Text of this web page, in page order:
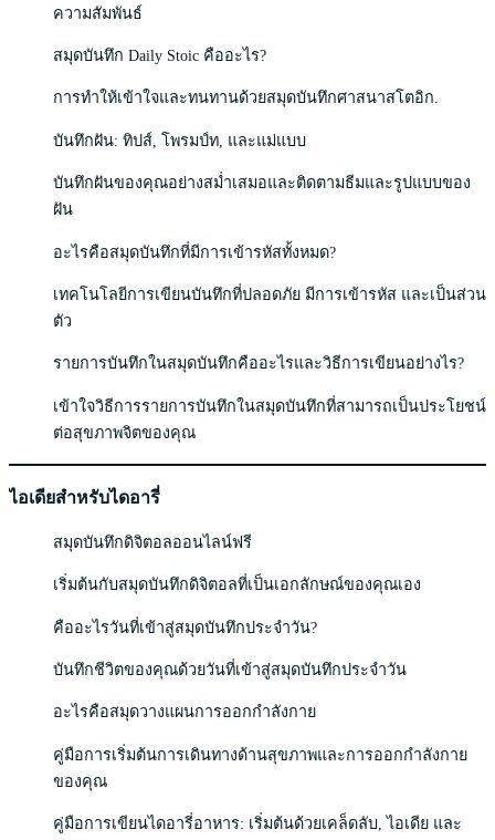
ความสัมพันธ์
สมุดบันทึก Daily Stoic คืออะไร?
การทำให้เข้าใจและทนทานด้วยสมุดบันทึกศาสนาสโตอิก.
บันทึกฝัน: ทิปส์, โพรมป์ท, และแม่แบบ
บันทึกฝันของคุณอย่างสม่ำเสมอและติดตามธีมและรูปแบบของ
ฝัน
อะไรคือสมุดบันทึกที่มีการเข้ารหัสทั้งหมด?
เทคโนโลยีการเขียนบันทึกที่ปลอดภัย มีการเข้ารหัส และเป็นส่วน
ตัว
รายการบันทึกในสมุดบันทึกคืออะไรและวิธีการเขียนอย่างไร?
เข้าใจวิธีการรายการบันทึกในสมุดบันทึกที่สามารถเป็นประโยชน์
ต่อสุขภาพจิตของคุณ
ไอเดียสำหรับไดอารี่
สมุดบันทึกดิจิตอลออนไลน์ฟรี
เริ่มต้นกับสมุดบันทึกดิจิตอลที่เป็นเอกลักษณ์ของคุณเอง
คืออะไรวันที่เข้าสู่สมุดบันทึกประจำวัน?
บันทึกชีวิตของคุณด้วยวันที่เข้าสู่สมุดบันทึกประจำวัน
อะไรคือสมุดวางแผนการออกกำลังกาย
คู่มือการเริ่มต้นการเดินทางด้านสุขภาพและการออกกำลังกาย
ของคุณ
คู่มือการเขียนไดอารี่อาหาร: เริ่มต้นด้วยเคล็ดลับ, ไอเดีย และ